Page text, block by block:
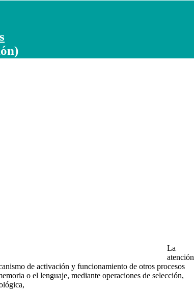
La
atención
de activación y funcionamiento de otros procesos
o el lenguaje, mediante operaciones de selección,